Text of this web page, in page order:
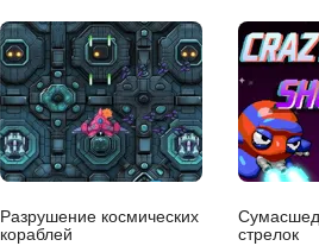
Разрушение космических
кораблей
стрелок